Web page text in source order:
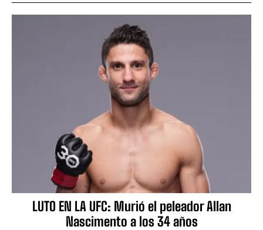
LUTO EN LA UFC: Murió el peleador Allan
Nascimento a los 34 años